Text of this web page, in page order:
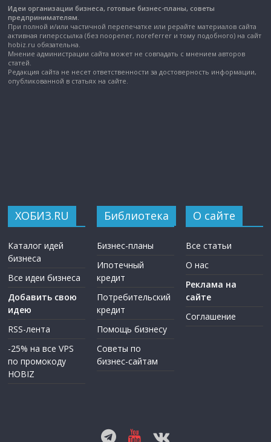
Идеи организации бизнеса, готовые бизнес-планы, советы
предпринимателям.
При полной и/или частичной перепечатке или рерайте материалов сайта
активная гиперссылка (без noopener, noreferrer и тому подобного) на сайт
hobiz.ru обязательна.
Мнение администрации сайта может не совпадать с мнением авторов
статей.
Редакция сайта не несет ответственности за достоверность информации,
опубликованной в статьях на сайте.
ХОБИЗ.RU
Каталог идей
бизнеса
Все идеи бизнеса
Добавить свою
идею
RSS-лента
-25% на все VPS
по промокоду
HOBIZ
Библиотека
Бизнес-планы
Ипотечный
кредит
Потребительский
кредит
Помощь бизнесу
Советы по
бизнес-сайтам
О сайте
Все статьи
О нас
Реклама на
сайте
Соглашение